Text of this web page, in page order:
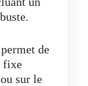
de
fixe
sur le